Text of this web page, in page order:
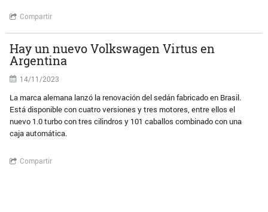
Compartir
Hay un nuevo Volkswagen Virtus en
Argentina
14/11/2023
La marca alemana lanzó la renovación del sedán fabricado en Brasil.
Está disponible con cuatro versiones y tres motores, entre ellos el
nuevo 1.0 turbo con tres cilindros y 101 caballos combinado con una
caja automática.
Compartir